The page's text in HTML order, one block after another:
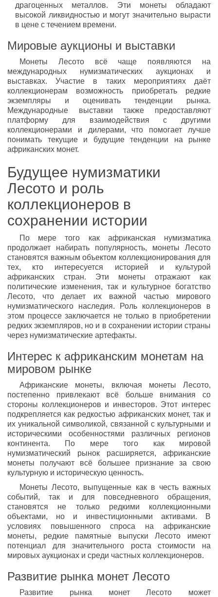
драгоценных металлов. Эти монеты обладают
высокой ликвидностью и могут значительно вырасти
в цене с течением времени.
Мировые аукционы и выставки
Монеты Лесото всё чаще появляются на
международных нумизматических аукционах и
выставках. Участие в таких мероприятиях даёт
коллекционерам возможность приобретать редкие
экземпляры и оценивать тенденции рынка.
Международные выставки также предоставляют
платформу для взаимодействия с другими
коллекционерами и дилерами, что помогает лучше
понимать текущие и будущие тенденции на рынке
африканских монет.
Будущее нумизматики
Лесото и роль
коллекционеров в
сохранении истории
По мере того как африканская нумизматика
продолжает набирать популярность, монеты Лесото
становятся важным объектом коллекционирования для
тех, кто интересуется историей и культурой
африканских стран. Эти монеты отражают как
политические изменения, так и культурное богатство
Лесото, что делает их важной частью мирового
нумизматического наследия. Роль коллекционеров в
этом процессе заключается не только в приобретении
редких экземпляров, но и в сохранении истории страны
через нумизматические артефакты.
Интерес к африканским монетам на
мировом рынке
Африканские монеты, включая монеты Лесото,
постепенно привлекают всё больше внимания со
стороны коллекционеров и инвесторов. Этот интерес
подкрепляется как редкостью африканских монет, так и
их уникальной символикой, связанной с культурными и
историческими особенностями различных регионов
континента. По мере того как мировой
нумизматический рынок расширяется, африканские
монеты получают всё большее признание за свою
культурную и историческую ценность.
Монеты Лесото, выпущенные как в честь важных
событий, так и для повседневного обращения,
становятся не только редкими коллекционными
объектами, но и инвестиционными активами. В
условиях повышенного спроса на африканские
монеты, редкие памятные выпуски Лесото имеют
потенциал для значительного роста стоимости на
мировых аукционах и среди частных коллекционеров.
Развитие рынка монет Лесото
Развитие рынка монет Лесото может